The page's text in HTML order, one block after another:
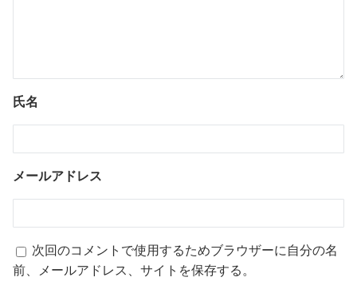
氏名
メールアドレス
次回のコメントで使用するためブラウザーに自分の名
前、メールアドレス、サイトを保存する。